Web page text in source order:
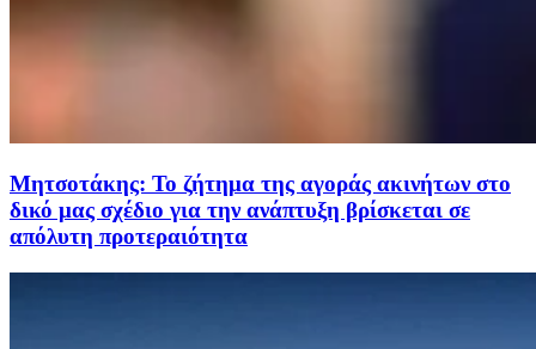
Μητσοτάκης: Το ζήτημα της αγοράς ακινήτων στο
δικό μας σχέδιο για την ανάπτυξη βρίσκεται σε
απόλυτη προτεραιότητα